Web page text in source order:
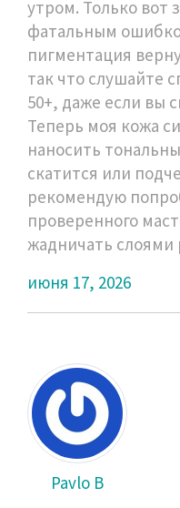
утром. Только вот
фатальным
пигментация
так что слушайте
50+, даже если вы
Теперь моя кожа
наносить
скатится или
рекомендую
проверенного
жадничать слоями
июня 17, 2026
Pavlo B